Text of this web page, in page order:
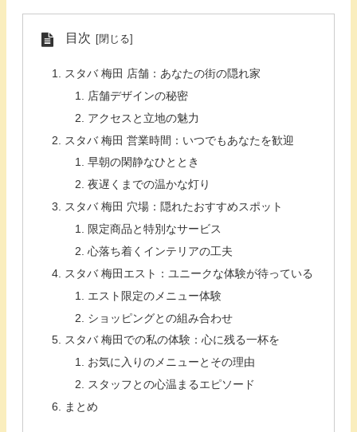
目次
スタバ 梅田 店舗：あなたの街の隠れ家
店舗デザインの秘密
アクセスと立地の魅力
スタバ 梅田 営業時間：いつでもあなたを歓迎
早朝の閑静なひととき
夜遅くまでの温かな灯り
スタバ 梅田 穴場：隠れたおすすめスポット
限定商品と特別なサービス
心落ち着くインテリアの工夫
スタバ 梅田エスト：ユニークな体験が待っている
エスト限定のメニュー体験
ショッピングとの組み合わせ
スタバ 梅田での私の体験：心に残る一杯を
お気に入りのメニューとその理由
スタッフとの心温まるエピソード
まとめ